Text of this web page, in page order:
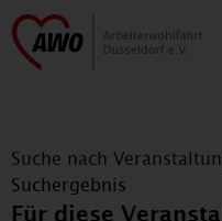
Suche nach
Suchergebnis
Für diese